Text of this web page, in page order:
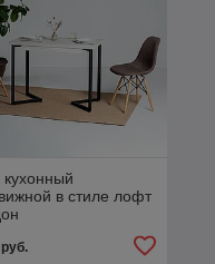
в стиле лофт